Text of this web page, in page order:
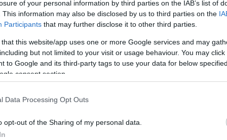
of your personal information by third parties on the IAB’s list of
This information may also be disclosed by us to third parties on the
Participants that may further disclose it to other third parties.
that this website/app uses one or more Google services and may
but not limited to your visit or usage behaviour. You may
to Google and its third-party tags to use your data for below
consent section.
Data Processing Opt Outs
opt-out of the Sharing of my personal data.
αποτελεσματικά με τη Ρωσία όταν
τέτοιο», τόνισε ο Κόστα.
των ηγετών της ΕΕ στην Κύπρο τον
να είμαστε έτοιμοι να
πρόσθεσε ο Κόστα.
20:55